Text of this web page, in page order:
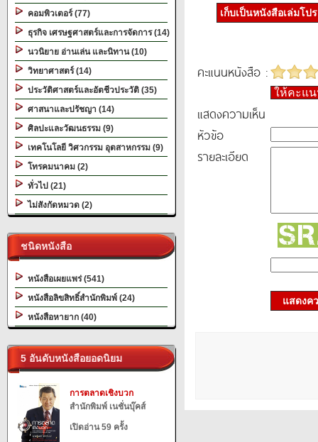
คอมพิวเตอร์ (77)
ธุรกิจ เศรษฐศาสตร์และการจัดการ (14)
นวนิยาย อ่านเล่น และนิทาน (10)
วิทยาศาสตร์ (14)
ประวัติศาสตร์และอัตชีวประวัติ (35)
ศาสนาและปรัชญา (14)
ศิลปะและวัฒนธรรม (9)
เทคโนโลยี วิศวกรรม อุตสาหกรรม (9)
โทรคมนาคม (2)
ทั่วไป (21)
ไม่สังกัดหมวด (2)
ชนิดหนังสือ
หนังสือเผยแพร่ (541)
หนังสือลิขสิทธิ์สำนักพิมพ์ (24)
หนังสือหายาก (40)
5 อันดับหนังสือยอดนิยม
การตลาดเชิงบวก
สำนักพิมพ์ เนชั่นบุ๊คส์
เปิดอ่าน 59 ครั้ง
เก็บเป็นหนังสือเล่มโป
คะแนนหนังสือ :
ให้คะแ
แสดงความเห็น
หัวข้อ
รายละเอียด
แสดงค